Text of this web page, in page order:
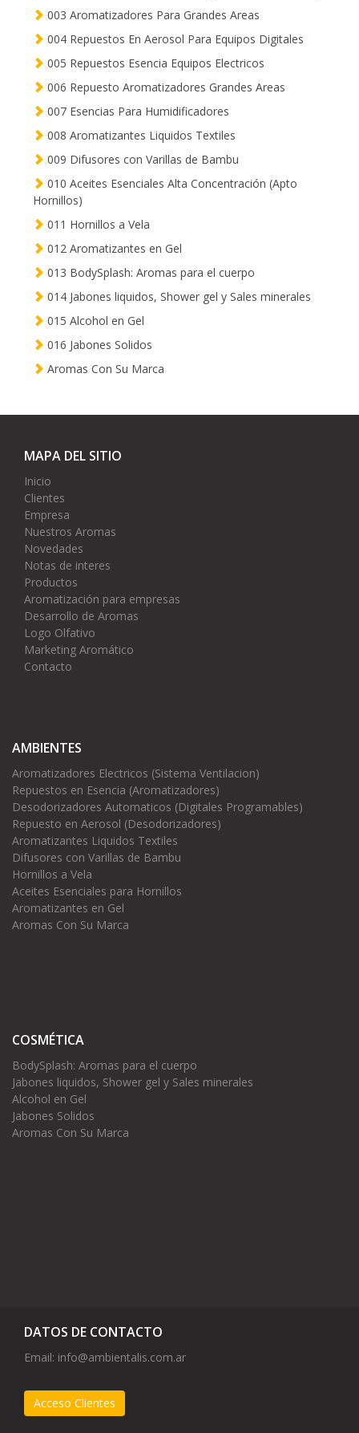
003 Aromatizadores Para Grandes Areas
004 Repuestos En Aerosol Para Equipos Digitales
005 Repuestos Esencia Equipos Electricos
006 Repuesto Aromatizadores Grandes Areas
007 Esencias Para Humidificadores
008 Aromatizantes Liquidos Textiles
009 Difusores con Varillas de Bambu
010 Aceites Esenciales Alta Concentración (Apto
Hornillos)
011 Hornillos a Vela
012 Aromatizantes en Gel
013 BodySplash: Aromas para el cuerpo
014 Jabones liquidos, Shower gel y Sales minerales
015 Alcohol en Gel
016 Jabones Solidos
Aromas Con Su Marca
MAPA DEL SITIO
Inicio
Clientes
Empresa
Nuestros Aromas
Novedades
Notas de interes
Productos
Aromatización para empresas
Desarrollo de Aromas
Logo Olfativo
Marketing Aromático
Contacto
AMBIENTES
Aromatizadores Electricos (Sistema Ventilacion)
Repuestos en Esencia (Aromatizadores)
Desodorizadores Automaticos (Digitales Programables)
Repuesto en Aerosol (Desodorizadores)
Aromatizantes Liquidos Textiles
Difusores con Varillas de Bambu
Hornillos a Vela
Aceites Esenciales para Hornillos
Aromatizantes en Gel
Aromas Con Su Marca
COSMÉTICA
BodySplash: Aromas para el cuerpo
Jabones liquidos, Shower gel y Sales minerales
Alcohol en Gel
Jabones Solidos
Aromas Con Su Marca
DATOS DE CONTACTO
Email: info@ambientalis.com.ar
Acceso Clientes